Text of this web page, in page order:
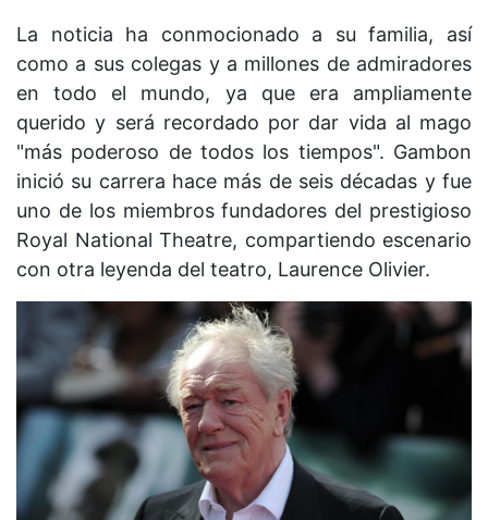
La noticia ha conmocionado a su familia, así
como a sus colegas y a millones de admiradores
en todo el mundo, ya que era ampliamente
querido y será recordado por dar vida al mago
"más poderoso de todos los tiempos". Gambon
inició su carrera hace más de seis décadas y fue
uno de los miembros fundadores del prestigioso
Royal National Theatre, compartiendo escenario
con otra leyenda del teatro, Laurence Olivier.